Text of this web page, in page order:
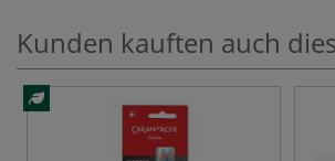
Kunden kauften auch